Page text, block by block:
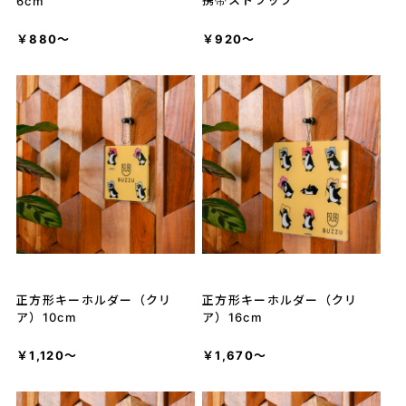
￥880～ ￥920～
正方形キーホルダー（クリ
ア）10cm
￥1,120～
正方形キーホルダー（クリ
ア）16cm
￥1,670～